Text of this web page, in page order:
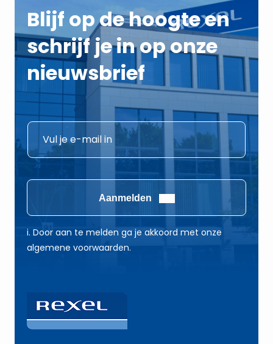
Blijf op de hoogte en
schrijf je in op onze
nieuwsbrief
E
m
l
*
E
l
E
m
a
l
*
Aanmelden
i. Door aan te melden ga je akkoord met onze
algemene voorwaarden.